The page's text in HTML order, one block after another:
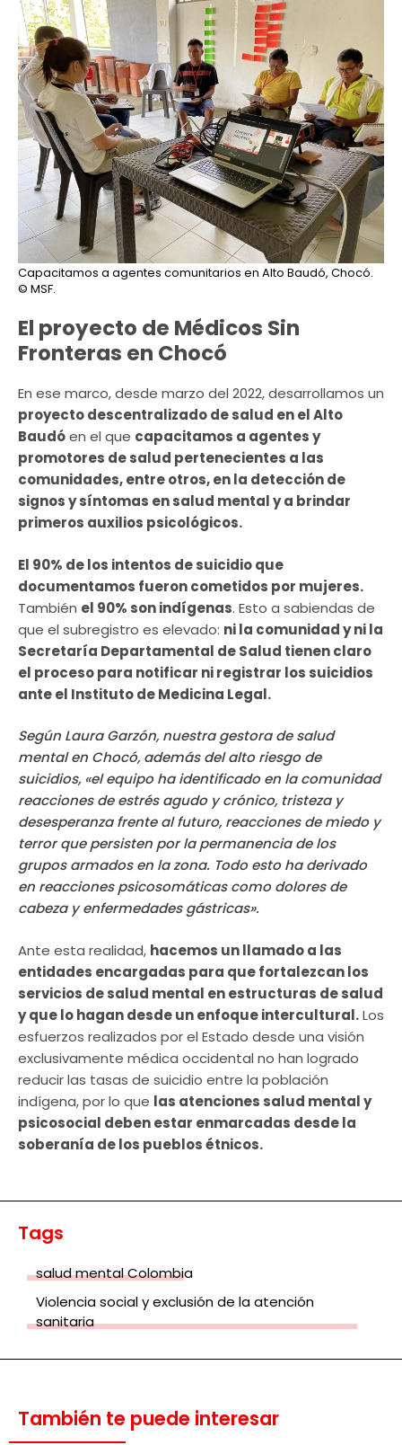
Capacitamos a agentes comunitarios en Alto Baudó, Chocó.
© MSF.
El proyecto de Médicos Sin
Fronteras en Chocó
En ese marco, desde marzo del 2022, desarrollamos un
proyecto descentralizado de salud en el Alto
Baudóen el que capacitamos a agentes y
promotores de salud pertenecientes a las
comunidades, entre otros, en la detección de
signos y síntomas en salud mental y a brindar
primeros auxilios psicológicos.
El 90% de los intentos de suicidio que
documentamos fueron cometidos por mujeres.
También el 90% son indígenas. Esto a sabiendas de
que el subregistro es elevado: ni la comunidad y ni la
Secretaría Departamental de Salud tienen claro
el proceso para notificar ni registrar los suicidios
ante el Instituto de Medicina Legal.
Según Laura Garzón, nuestra gestora de salud
mental en Chocó, además del alto riesgo de
suicidios, «el equipo ha identificado en la comunidad
reacciones de estrés agudo y crónico, tristeza y
desesperanza frente al futuro, reacciones de miedo y
terror que persisten por la permanencia de los
grupos armados en la zona. Todo esto ha derivado
en reacciones psicosomáticas como dolores de
cabeza y enfermedades gástricas».
Ante esta realidad, hacemos un llamado a las
entidades encargadas para que fortalezcan los
servicios de salud mental en estructuras de salud
y que lo hagan desde un enfoque intercultural.Los
esfuerzos realizados por el Estado desde una visión
exclusivamente médica occidental no han logrado
reducir las tasas de suicidio entre la población
indígena, por lo que las atenciones salud mental y
psicosocial deben estar enmarcadas desde la
soberanía de los pueblos étnicos.
Tags
salud mental Colombia
Violencia social y exclusión de la atención
sanitaria
También te puede interesar